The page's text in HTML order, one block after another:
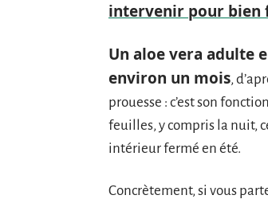
intervenir pour bien
Un aloe vera adulte
environ un mois,
prouesse : c’est son
feuilles, y compris la nuit,
intérieur fermé en été.
Concrètement, si vous